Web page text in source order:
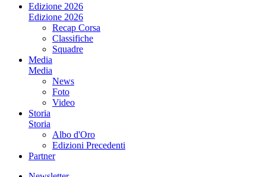
Edizione 2026
Edizione 2026
Recap Corsa
Classifiche
Squadre
Media
Media
News
Foto
Video
Storia
Storia
Albo d'Oro
Edizioni Precedenti
Partner